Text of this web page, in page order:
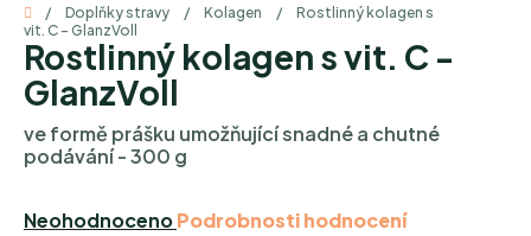
Domů
/ Doplňky stravy / Kolagen /
Rostlinný kolagen s
vit. C - GlanzVoll
Rostlinný kolagen s vit. C -
GlanzVoll
ve formě prášku umožňující snadné a chutné
podávání - 300 g
Průměrné
NeohodnocenoPodrobnosti hodnocení